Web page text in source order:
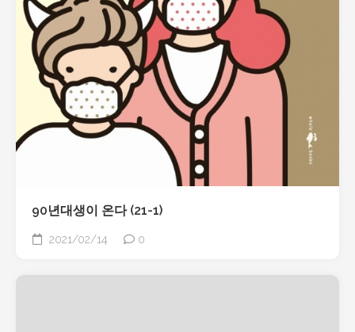
90년대생이 온다 (21-1)
2021/02/14 0